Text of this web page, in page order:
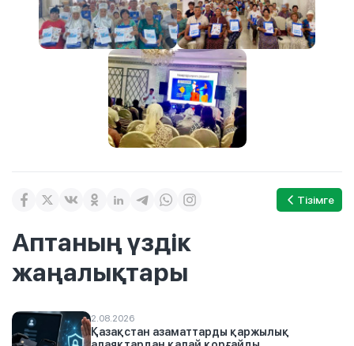
Тізімге
Аптаның үздік
жаңалықтары
2.08.2026
Қазақстан азаматтарды қаржылық